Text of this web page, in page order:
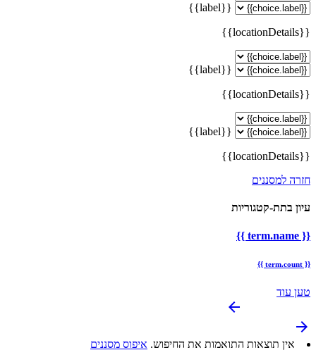
{{label}}
{{locationDetails}}
{{label}}
{{locationDetails}}
{{label}}
{{locationDetails}}
חזרה למסננים
עיון בתת-קטגוריות
{{ term.name }}
{{ term.count }}
טען עוד
arrow_backward
arrow_forward
אין תוצאות התואמות את החיפוש. איפוס מסננים